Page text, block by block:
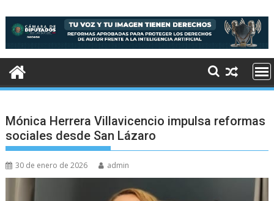
Mónica Herrera Villavicencio impulsa reformas
sociales desde San Lázaro
30 de enero de 2026 admin